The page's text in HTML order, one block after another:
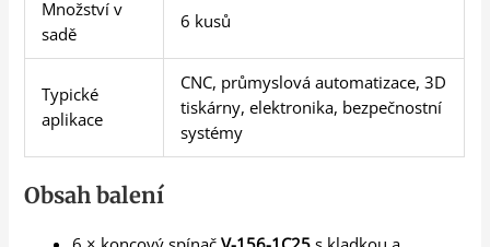
Množství v
sadě
6 kusů
Typické
aplikace
CNC, průmyslová automatizace, 3D
tiskárny, elektronika, bezpečnostní
systémy
Obsah balení